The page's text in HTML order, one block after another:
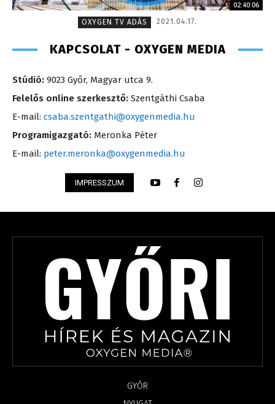
02:40:06
OXYGEN TV ADÁS
2021.04.17.
KAPCSOLAT - OXYGEN MEDIA
Stúdió: 9023 Győr, Magyar utca 9.
Felelős online szerkesztő: Szentgáthi Csaba
E-mail: csaba.szentgathi@oxygenmedia.hu
Programigazgató: Meronka Péter
E-mail: peter.meronka@oxygenmedia.hu
IMPRESSZUM
GYŐR